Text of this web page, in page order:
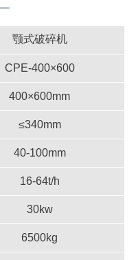
颚式破碎机
CPE-400×600
400×600mm
≤340mm
40-100mm
16-64t/h
30kw
6500kg